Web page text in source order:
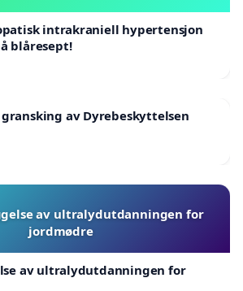
intrakraniell hypertensjon
blåresept!
av Dyrebeskyttelsen
av ultralydutdanningen for
jordmødre
av ultralydutdanningen for